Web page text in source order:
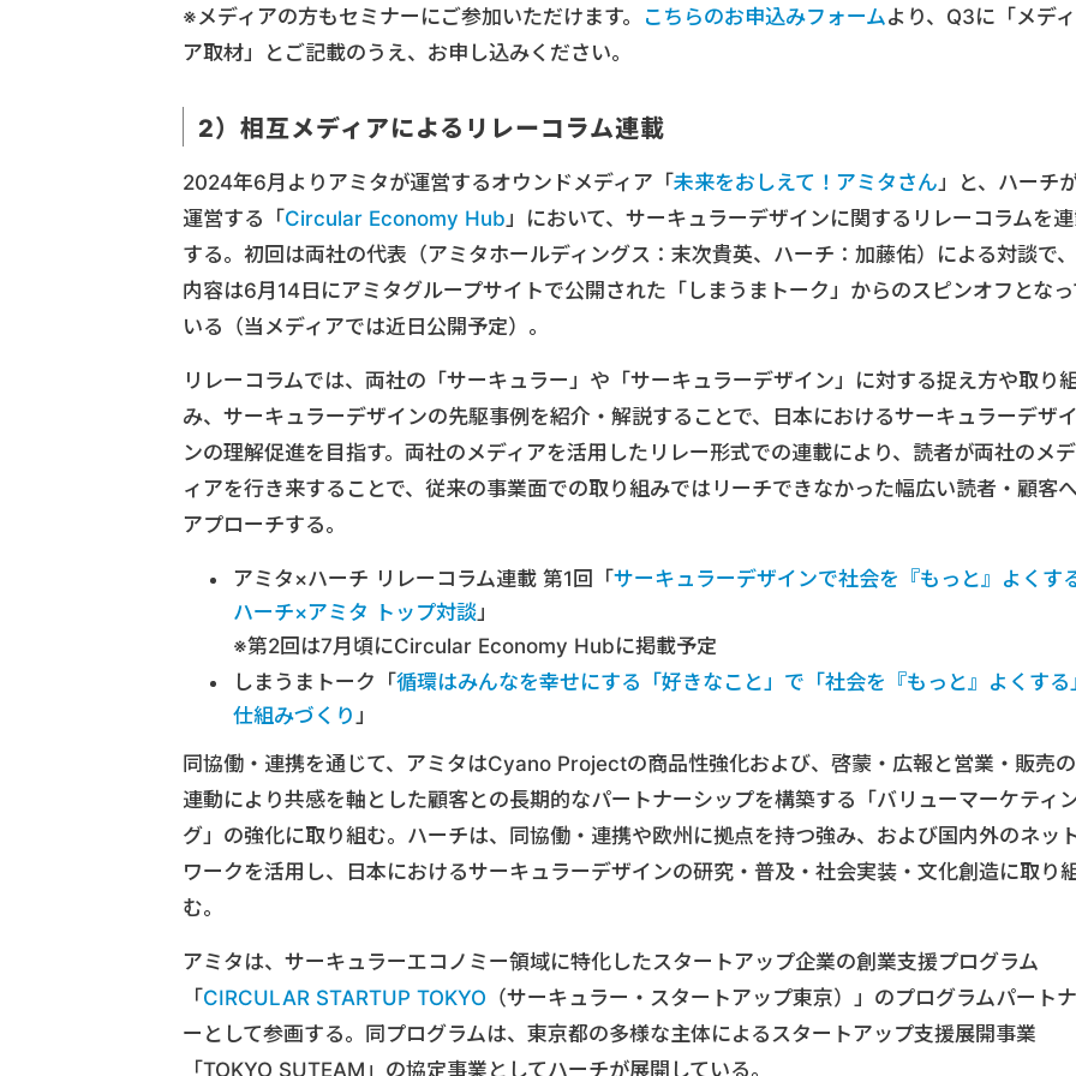
※メディアの方もセミナーにご参加いただけます。
こちらのお申込みフォームより、Q3に「メディ
ア取材」とご記載のうえ、お申し込みください。
2）相互メディアによるリレーコラム連載
2024年6月よりアミタが運営するオウンドメディア「未来をおしえて！アミタさん 」と、ハーチ
運営する「Circular Economy Hub 」において、サーキュラーデザインに関するリレーコラムを
する。初回は両社の代表（アミタホールディングス：末次貴英、ハーチ：加藤佑）による対談で、
内容は6月14日にアミタグループサイトで公開された「しまうまトーク」からのスピンオフとなっ
いる（当メディアでは近日公開予定）。
リレーコラムでは、両社の「サーキュラー」や「サーキュラーデザイン」に対する捉え方や取り
み、サーキュラーデザインの先駆事例を紹介・解説することで、日本におけるサーキュラーデザイ
ンの理解促進を目指す。両社のメディアを活用したリレー形式での連載により、読者が両社のメデ
ィアを行き来することで、従来の事業面での取り組みではリーチできなかった幅広い読者・顧客へ
アプローチする。
アミタ×ハーチ リレーコラム連載 第1回「サーキュラーデザインで社会を『もっと』よくす
ハーチ×アミタ トップ対談 」
※第2回は7月頃にCircular Economy Hubに掲載予定
しまうまトーク「循環はみんなを幸せにする「好きなこと」で「社会を『もっと』よくする
仕組みづくり 」
同協働・連携を通じて、アミタはCyano Projectの商品性強化および、啓蒙・広報と営業・販売の
連動により共感を軸とした顧客との長期的なパートナーシップを構築する「バリューマーケティ
グ」の強化に取り組む。ハーチは、同協働・連携や欧州に拠点を持つ強み、および国内外のネッ
ワークを活用し、日本におけるサーキュラーデザインの研究・普及・社会実装・文化創造に取り
む。
アミタは、サーキュラーエコノミー領域に特化したスタートアップ企業の創業支援プログラム
「CIRCULAR STARTUP TOKYO （サーキュラー・スタートアップ東京）」のプログラムパートナ
ーとして参画する。同プログラムは、東京都の多様な主体によるスタートアップ支援展開事業
「TOKYO SUTEAM」の協定事業としてハーチが展開している。